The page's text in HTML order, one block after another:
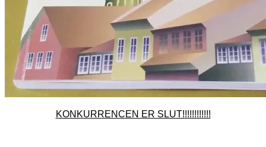
KONKURRENCEN ER SLUT!!!!!!!!!!!!